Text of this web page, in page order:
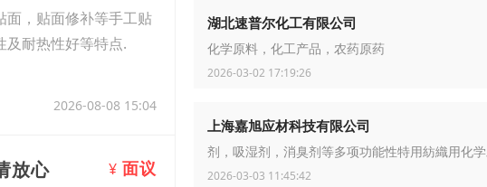
面，贴面修补等手工贴
及耐热性好等特点.
2026-08-08 15:04
放心 ¥ 面议
湖北速普尔化工有限公司
化学原料，化工产品，农药原药
2026-03-02 17:19:26
上海嘉旭应材科技有限公司
剂，吸湿剂，消臭剂等多项功能性特用紡織用化
2026-03-03 11:45:42